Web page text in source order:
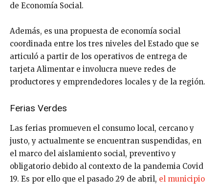
de Economía Social.
Además, es una propuesta de economía social
coordinada entre los tres niveles del Estado que se
articuló a partir de los operativos de entrega de
tarjeta Alimentar e involucra nueve redes de
productores y emprendedores locales y de la región.
Ferias Verdes
Las ferias promueven el consumo local, cercano y
justo, y actualmente se encuentran suspendidas, en
el marco del aislamiento social, preventivo y
obligatorio debido al contexto de la pandemia Covid
19. Es por ello que el pasado 29 de abril, el municipio